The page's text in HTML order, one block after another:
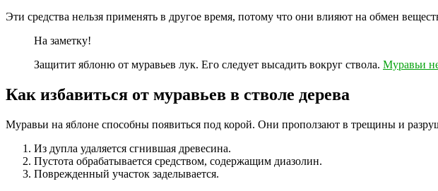
Эти средства нельзя применять в другое время, потому что они влияют на обмен
На заметку!
Защитит яблоню от муравьев лук. Его следует высадить вокруг ствола. Муравьи
Как избавиться от муравьев в стволе дерева
Муравьи на яблоне способны появиться под корой. Они проползают в трещины и
Из дупла удаляется сгнившая древесина.
Пустота обрабатывается средством, содержащим диазолин.
Поврежденный участок заделывается.